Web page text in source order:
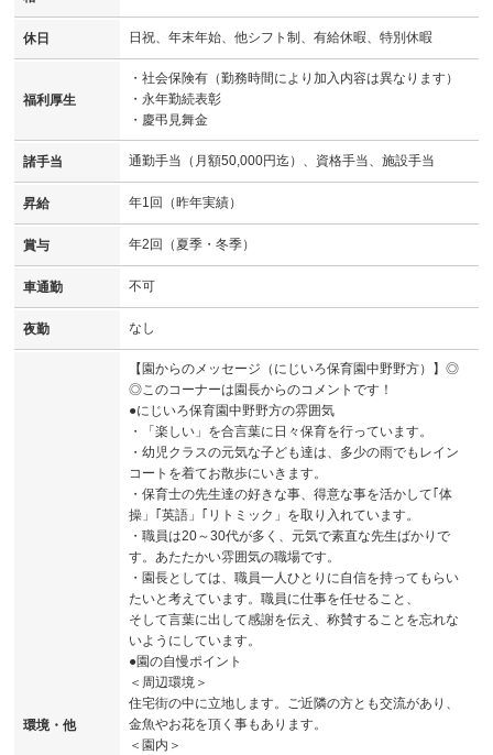
休日 日祝、年末年始、他シフト制、有給休暇、特別休暇
福利厚生
・社会保険有（勤務時間により加入内容は異なります）
・永年勤続表彰
・慶弔見舞金
諸手当 通勤手当（月額50,000円迄）、資格手当、施設手当
昇給 年1回（昨年実績）
賞与 年2回（夏季・冬季）
車通勤 不可
夜勤 なし
環境・他
【園からのメッセージ（にじいろ保育園中野野方）】◎
◎このコーナーは園長からのコメントです！
●にじいろ保育園中野野方の雰囲気
・「楽しい」を合言葉に日々保育を行っています。
・幼児クラスの元気な子ども達は、多少の雨でもレイン
コートを着てお散歩にいきます。
・保育士の先生達の好きな事、得意な事を活かして｢体
操」｢英語」｢リトミック」を取り入れています。
・職員は20～30代が多く、元気で素直な先生ばかりで
す。あたたかい雰囲気の職場です。
・園長としては、職員一人ひとりに自信を持ってもらい
たいと考えています。職員に仕事を任せること、
そして言葉に出して感謝を伝え、称賛することを忘れな
いようにしています。
●園の自慢ポイント
＜周辺環境＞
住宅街の中に立地します。ご近隣の方とも交流があり、
金魚やお花を頂く事もあります。
＜園内＞